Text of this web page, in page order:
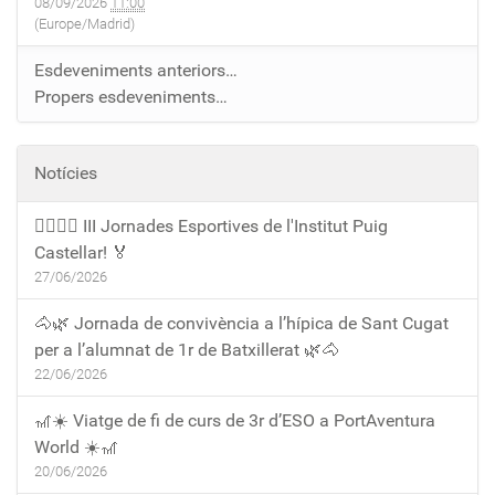
(Europe/Madrid)
Esdeveniments anteriors…
Propers esdeveniments…
Notícies
🏃‍♀️🏃‍♂️ III Jornades Esportives de l'Institut Puig
Castellar! 🏅
27/06/2026
🐴🌿 Jornada de convivència a l’hípica de Sant Cugat
per a l’alumnat de 1r de Batxillerat 🌿🐴
22/06/2026
🎢☀️ Viatge de fi de curs de 3r d’ESO a PortAventura
World ☀️🎢
20/06/2026